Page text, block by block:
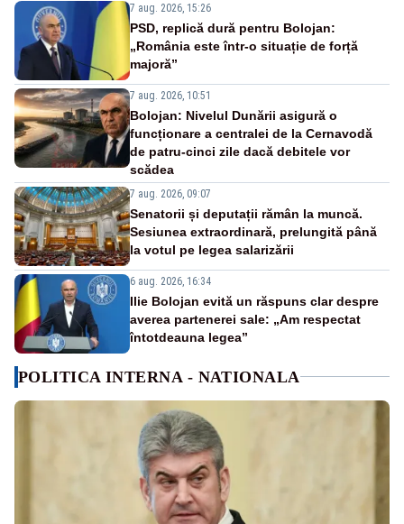
7 aug. 2026, 15:26
PSD, replică dură pentru Bolojan:
„România este într-o situație de forță
majoră”
7 aug. 2026, 10:51
Bolojan: Nivelul Dunării asigură o
funcționare a centralei de la Cernavodă
de patru-cinci zile dacă debitele vor
scădea
7 aug. 2026, 09:07
Senatorii și deputații rămân la muncă.
Sesiunea extraordinară, prelungită până
la votul pe legea salarizării
6 aug. 2026, 16:34
Ilie Bolojan evită un răspuns clar despre
averea partenerei sale: „Am respectat
întotdeauna legea”
POLITICA INTERNA - NATIONALA